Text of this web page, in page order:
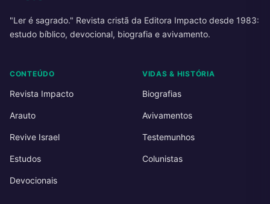
"Ler é sagrado." Revista cristã da Editora Impacto desde 1983:
estudo bíblico, devocional, biografia e avivamento.
CONTEÚDO
Revista Impacto
Arauto
Revive Israel
Estudos
Devocionais
VIDAS & HISTÓRIA
Biografias
Avivamentos
Testemunhos
Colunistas